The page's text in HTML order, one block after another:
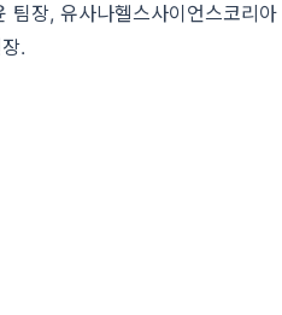
장, 유사나헬스사이언스코리
.